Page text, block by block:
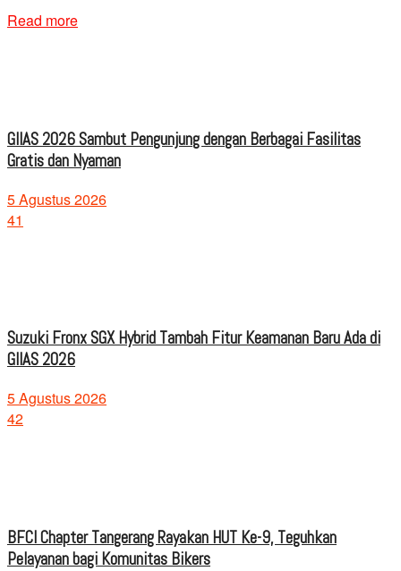
Read more
GIIAS 2026 Sambut Pengunjung dengan Berbagai Fasilitas
Gratis dan Nyaman
5 Agustus 2026
41
Suzuki Fronx SGX Hybrid Tambah Fitur Keamanan Baru Ada di
GIIAS 2026
5 Agustus 2026
42
BFCI Chapter Tangerang Rayakan HUT Ke-9, Teguhkan
Pelayanan bagi Komunitas Bikers